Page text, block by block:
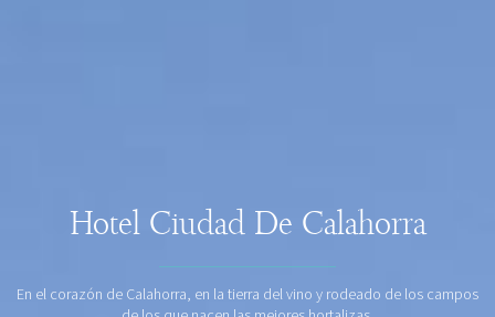
Hotel Ciudad De Calahorra
En el corazón de Calahorra, en la tierra del vino y rodeado de los campos